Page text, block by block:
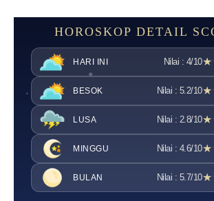
HOROSKOP DETAIL
HARI INI Nilai : 4/10
BESOK Nilai : 5.2/10
LUSA Nilai : 2.8/10
MINGGU Nilai : 4.6/10
BULAN Nilai : 5.7/10